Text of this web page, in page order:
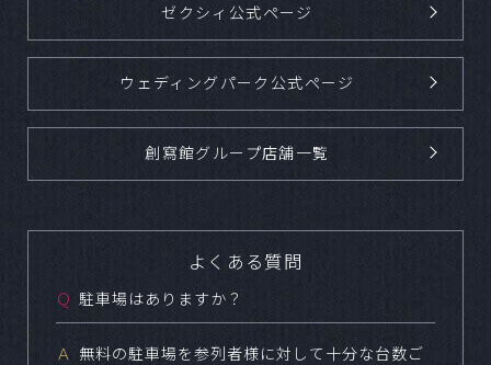
ゼクシィ公式ページ
ウェディングパーク公式ページ
創寫館グループ店舗一覧
よくある質問
Ｑ 駐車場はありますか？
Ａ 無料の駐車場を参列者様に対して十分な台数ご